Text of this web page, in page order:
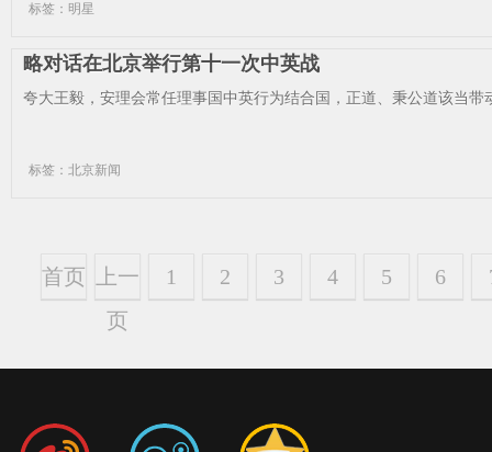
标签：明星
略对话在北京举行第十一次中英战
夸大王毅，安理会常任理事国中英行为结合国，正道、秉公道该当
标签：北京新闻
首页
上一
页
1 2 3 4 5 6